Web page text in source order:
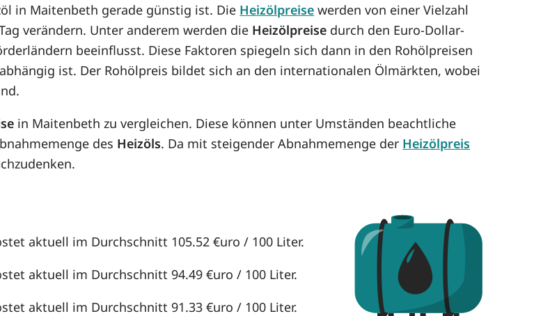
in Maitenbeth gerade günstig ist. Die Heizölpreise werden von einer Vielzahl
verändern. Unter anderem werden die Heizölpreise durch den Euro-Dollar-
beeinflusst. Diese Faktoren spiegeln sich dann in den Rohölpreisen
abhängig ist. Der Rohölpreis bildet sich an den internationalen Ölmärkten, wobei
in Maitenbeth zu vergleichen. Diese können unter Umständen beachtliche
des Heizöls. Da mit steigender Abnahmemenge der Heizölpreis
aktuell im Durchschnitt 105.52 €uro / 100 Liter.
aktuell im Durchschnitt 94.49 €uro / 100 Liter.
aktuell im Durchschnitt 91.33 €uro / 100 Liter.